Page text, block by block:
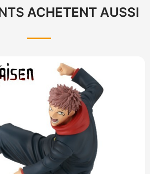
ACHETENT AUSSI